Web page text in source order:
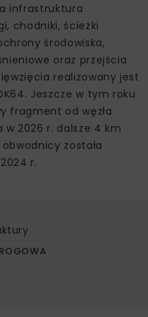
infrastruktura
chodniki, ścieżki
środowiska,
oraz przejścia
realizowany jest
Jeszcze w tym roku
fragment od węzła
w 2026 r. dalsze 4 km
została
r.